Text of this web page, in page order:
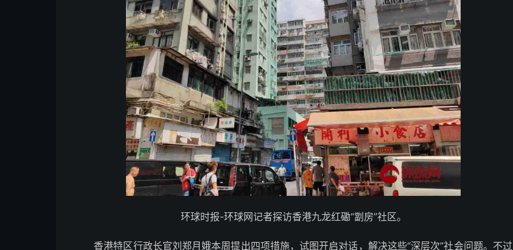
环球时报-环球网记者探访香港九龙红磡“劏房”社区。
香港特区行政长官刘郑月娥本周提出四项措施，试图开启对话，解决这些“深层次”社会问题。不过